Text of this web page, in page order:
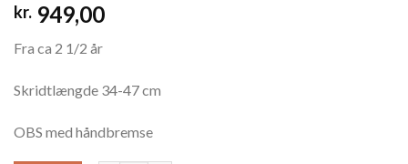
kr. 949,00
Fra ca 2 1/2 år
Skridtlængde 34-47 cm
OBS med håndbremse